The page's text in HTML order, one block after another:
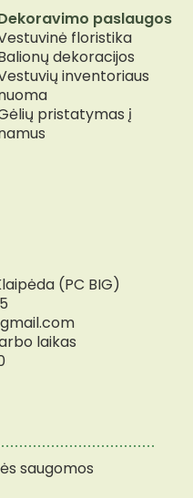
(PC BIG)
laikas
paslaugos
floristika
dekoracijos
inventoriaus
pristatymas į
saugomos